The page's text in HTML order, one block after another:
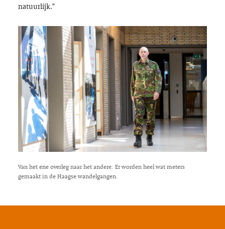
natuurlijk.”
Van het ene overleg naar het andere. Er worden heel wat meters
gemaakt in de Haagse wandelgangen.